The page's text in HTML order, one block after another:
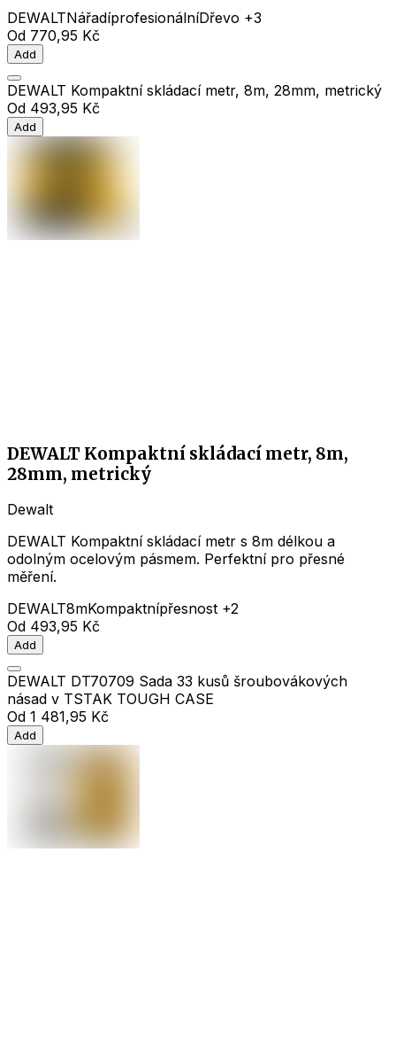
DEWALTNářadíprofesionálníDřevo +3
Od 770,95 Kč
Add
DEWALT Kompaktní skládací metr, 8m, 28mm, metrický
Od 493,95 Kč
Add
DEWALT Kompaktní skládací metr, 8m,
28mm, metrický
Dewalt
DEWALT Kompaktní skládací metr s 8m délkou a
odolným ocelovým pásmem. Perfektní pro přesné
měření.
DEWALT8mKompaktnípřesnost +2
Od 493,95 Kč
Add
DEWALT DT70709 Sada 33 kusů šroubovákových
násad v TSTAK TOUGH CASE
Od 1 481,95 Kč
Add